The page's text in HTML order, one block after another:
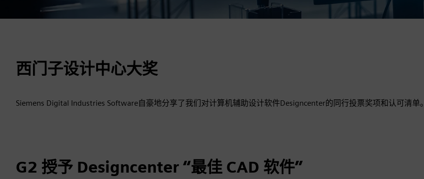
西门子设计中心大奖
Siemens Digital Industries Software自豪地分享了我们对计算机辅助设计软件Designcenter的同行投票奖项和认可清单。
G2 授予 Designcenter “最佳 CAD 软件”